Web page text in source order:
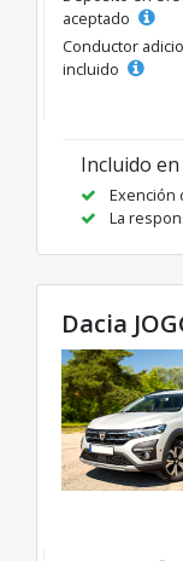
aceptado
Conductor
incluido
Incluido
Exención
La
Dacia